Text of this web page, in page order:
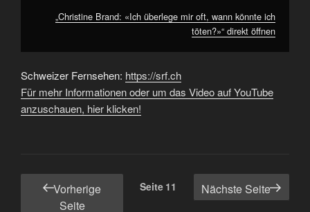
„Christine Brand: «Ich überlege mir oft, wann könnte ich
töten?»“ direkt öffnen
Schweizer Fernsehen: https://srf.ch
Für mehr Informationen oder um das Video auf YouTube
anzuschauen, hier klicken!
Seitennummerierung
Vorherige
Seite
Seite 11 Nächste Seite